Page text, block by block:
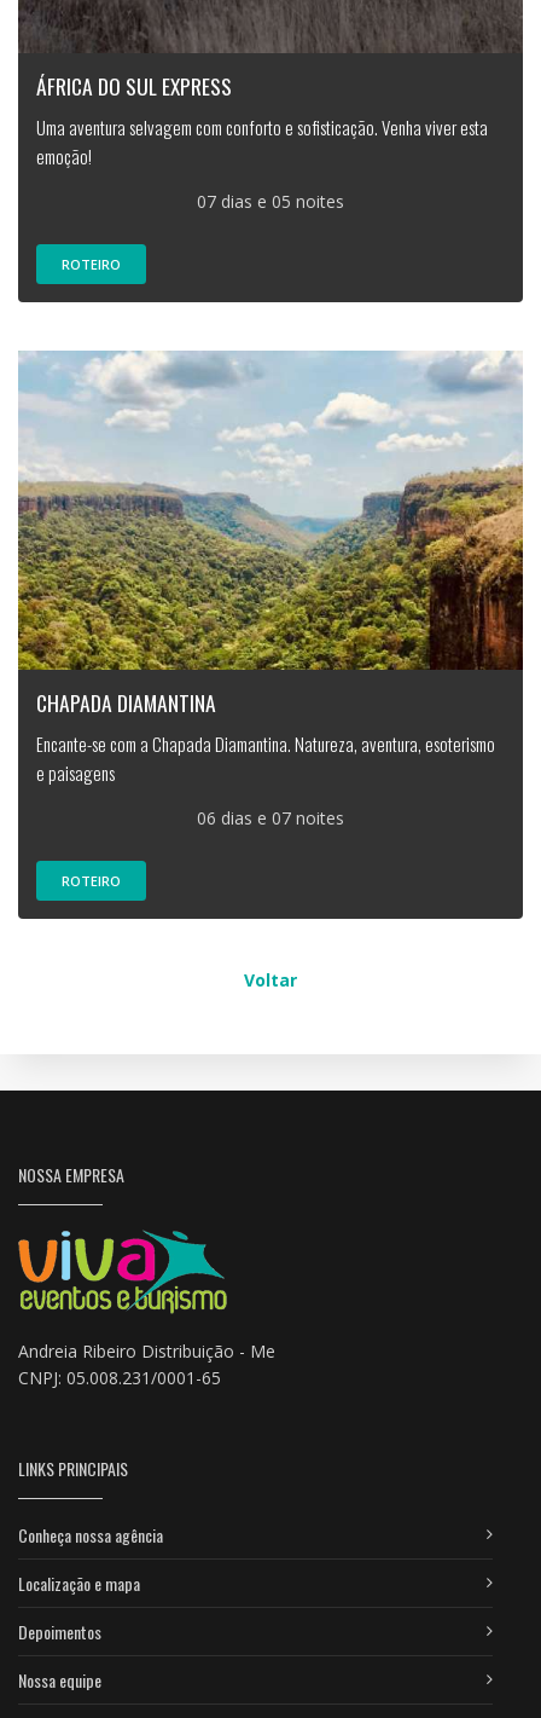
ÁFRICA DO SUL EXPRESS
Uma aventura selvagem com conforto e sofisticação. Venha viver esta
emoção!
07 dias e 05 noites
ROTEIRO
CHAPADA DIAMANTINA
Encante-se com a Chapada Diamantina. Natureza, aventura, esoterismo
e paisagens
06 dias e 07 noites
ROTEIRO
Voltar
NOSSA EMPRESA
Andreia Ribeiro Distribuição - Me
CNPJ: 05.008.231/0001-65
LINKS PRINCIPAIS
Conheça nossa agência
Localização e mapa
Depoimentos
Nossa equipe